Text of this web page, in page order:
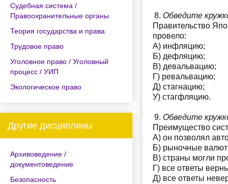
Судебная система /
Правоохранительные органы
Теория государства и права
Трудовое право
Уголовное право / Уголовный
процесс / УИП
Экологическое право
Другие дисциплины
Архивоведение /
документоведение
Безопасность
Обведите
Правительство
провело:
А) инфляцию;
Б) дефляцию;
В) девальвацию;
Г) ревальвацию;
Д) стагнацию;
У) стагфляцию.
Обведите
Преимущество
А) он позволял
Б) рыночные
В) страны могли
Г) все ответы
Д) все ответы